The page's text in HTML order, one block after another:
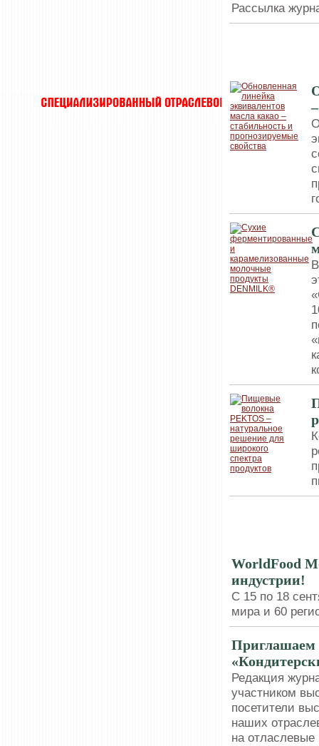
Рассылка
WorldFood
индустрии!
С 15 по 18
мира и 60
Приглашаем
Редакция
участником
посетители
наших
на